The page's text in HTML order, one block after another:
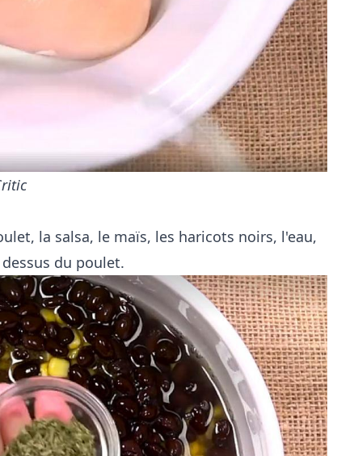
la salsa, le maïs, les haricots noirs, l'eau,
du poulet.